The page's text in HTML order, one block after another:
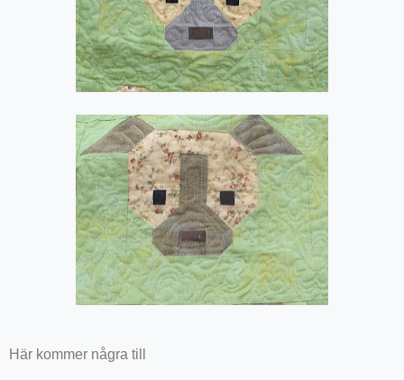
Här kommer några till